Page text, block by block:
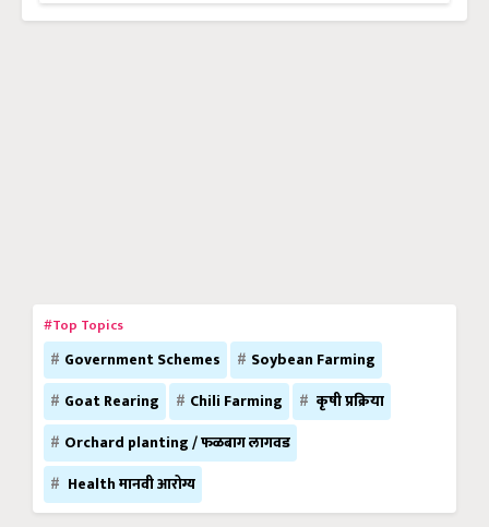
#Top Topics
Government Schemes
Soybean Farming
Goat Rearing
Chili Farming
कृषी प्रक्रिया
Orchard planting / फळबाग लागवड
Health मानवी आरोग्य